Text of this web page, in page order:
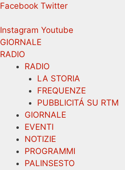
Vai
contenuto
Facebook Twitter
Instagram Youtube
GIORNALE
RADIO
RADIO
LA STORIA
FREQUENZE
PUBBLICITÁ SU RTM
GIORNALE
EVENTI
NOTIZIE
PROGRAMMI
PALINSESTO